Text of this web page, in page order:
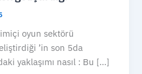
oyun sektörü
’in son 5da
yaklaşımı nasıl : Bu […]